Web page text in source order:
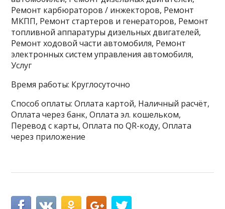
Ремонт карбюраторов / инжекторов, Ремонт
МКПП, Ремонт стартеров и генераторов, Ремонт
топливной аппаратуры дизельных двигателей,
Ремонт ходовой части автомобиля, Ремонт
электронных систем управления автомобиля,
Услуг
Время работы: Круглосуточно
Способ оплаты: Оплата картой, Наличный расчёт,
Оплата через банк, Оплата эл. кошельком,
Перевод с карты, Оплата по QR-коду, Оплата
через приложение